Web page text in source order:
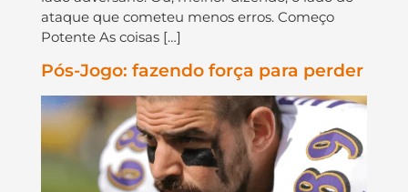
ataque que cometeu menos erros. Começo
Potente As coisas […]
Pós-Jogo: fazendo força para perder